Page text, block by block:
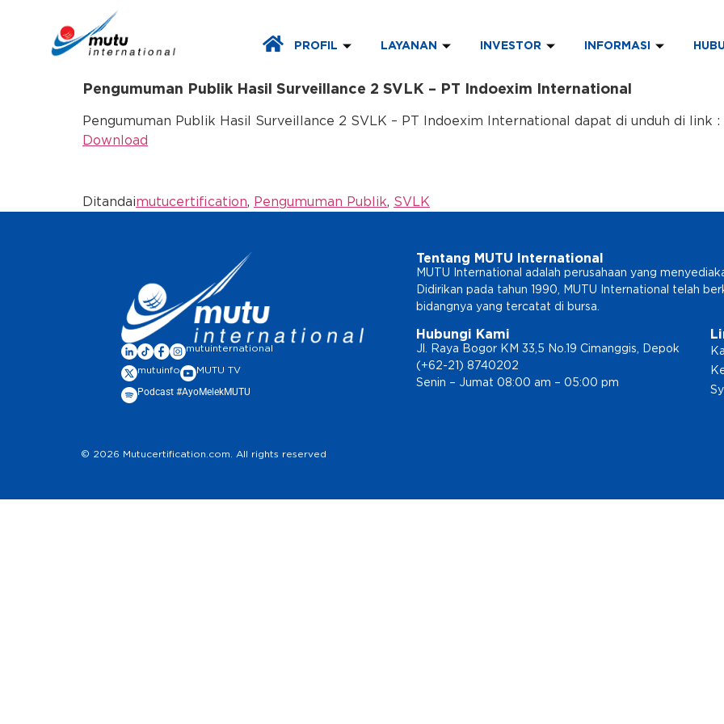
PROFIL LAYANAN INVESTOR INFORMASI
Pengumuman Publik Hasil Surveillance 2 SVLK – PT Indoexim International
Pengumuman Publik Hasil Surveillance 2 SVLK – PT Indoexim International dapat di unduh di link :
Download
Ditandaimutucertification, Pengumuman Publik, SVLK
mutuinternational
mutuinfo MUTU TV
Podcast #AyoMelekMUTU
Tentang MUTU International
MUTU International adalah perusahaan yang
Didirikan pada tahun 1990, MUTU International telah
bidangnya yang tercatat di bursa.
Hubungi Kami
Jl. Raya Bogor KM 33,5 No.19 Cimanggis, Depok
(+62-21) 8740202
Senin – Jumat 08:00 am – 05:00 pm
© 2026 Mutucertification.com. All rights reserved